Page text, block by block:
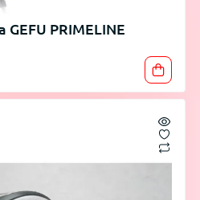
PRIMELINE